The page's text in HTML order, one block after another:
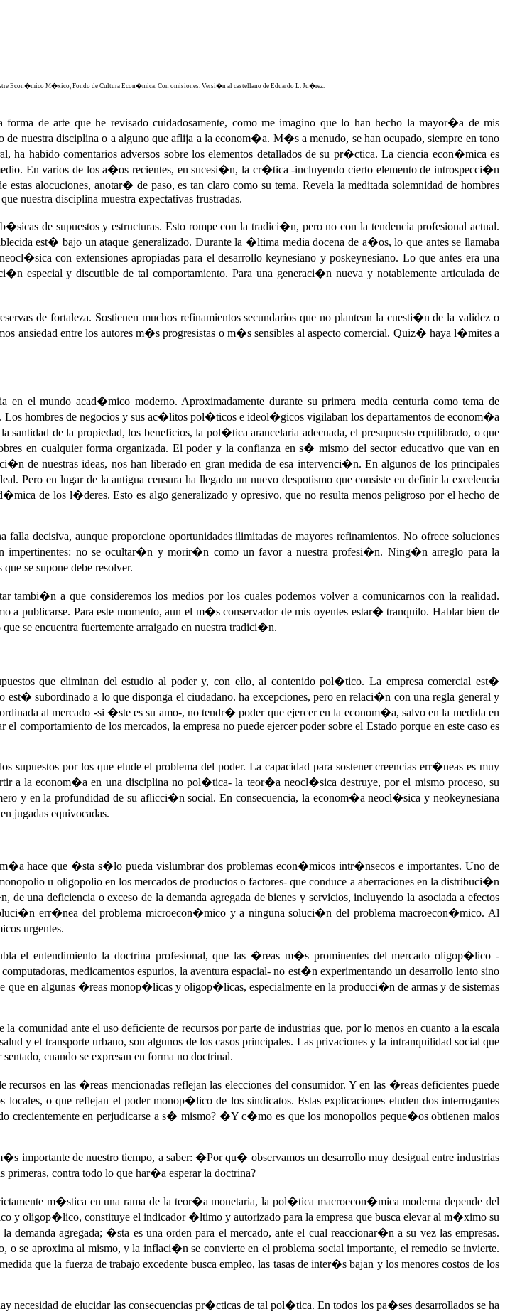
Econ�mico M�xico, Fondo de Cultura Econ�mica. Con omisiones. Versi�n al castellano de Eduardo L. Ju�rez.
de arte que he revisado cuidadosamente, como me imagino que lo han hecho la mayor�a de mis
de nuestra disciplina o a alguno que aflija a la econom�a. M�s a menudo, se han ocupado, siempre en tono
habido comentarios adversos sobre los elementos detallados de su pr�ctica. La ciencia econ�mica es
En varios de los a�os recientes, en sucesi�n, la cr�tica -incluyendo cierto elemento de introspecci�n
alocuciones, anotar� de paso, es tan claro como su tema. Revela la meditada solemnidad de hombres
nuestra disciplina muestra expectativas frustradas.
de supuestos y estructuras. Esto rompe con la tradici�n, pero no con la tendencia profesional actual.
est� bajo un ataque generalizado. Durante la �ltima media docena de a�os, lo que antes se llamaba
con extensiones apropiadas para el desarrollo keynesiano y poskeynesiano. Lo que antes era una
especial y discutible de tal comportamiento. Para una generaci�n nueva y notablemente articulada de
de fortaleza. Sostienen muchos refinamientos secundarios que no plantean la cuesti�n de la validez o
ansiedad entre los autores m�s progresistas o m�s sensibles al aspecto comercial. Quiz� haya l�mites a
el mundo acad�mico moderno. Aproximadamente durante su primera media centuria como tema de
hombres de negocios y sus ac�litos pol�ticos e ideol�gicos vigilaban los departamentos de econom�a
santidad de la propiedad, los beneficios, la pol�tica arancelaria adecuada, el presupuesto equilibrado, o que
en cualquier forma organizada. El poder y la confianza en s� mismo del sector educativo que van en
de nuestras ideas, nos han liberado en gran medida de esa intervenci�n. En algunos de los principales
Pero en lugar de la antigua censura ha llegado un nuevo despotismo que consiste en definir la excelencia
de los l�deres. Esto es algo generalizado y opresivo, que no resulta menos peligroso por el hecho de
decisiva, aunque proporcione oportunidades ilimitadas de mayores refinamientos. No ofrece soluciones
impertinentes: no se ocultar�n y morir�n como un favor a nuestra profesi�n. Ning�n arreglo para la
se supone debe resolver.
a que consideremos los medios por los cuales podemos volver a comunicarnos con la realidad.
publicarse. Para este momento, aun el m�s conservador de mis oyentes estar� tranquilo. Hablar bien de
se encuentra fuertemente arraigado en nuestra tradici�n.
que eliminan del estudio al poder y, con ello, al contenido pol�tico. La empresa comercial est�
subordinado a lo que disponga el ciudadano. ha excepciones, pero en relaci�n con una regla general y
al mercado -si �ste es su amo-, no tendr� poder que ejercer en la econom�a, salvo en la medida en
comportamiento de los mercados, la empresa no puede ejercer poder sobre el Estado porque en este caso es
por los que elude el problema del poder. La capacidad para sostener creencias err�neas es muy
a la econom�a en una disciplina no pol�tica- la teor�a neocl�sica destruye, por el mismo proceso, su
y en la profundidad de su aflicci�n social. En consecuencia, la econom�a neocl�sica y neokeynesiana
jugadas equivocadas.
hace que �sta s�lo pueda vislumbrar dos problemas econ�micos intr�nsecos e importantes. Uno de
u oligopolio en los mercados de productos o factores- que conduce a aberraciones en la distribuci�n
una deficiencia o exceso de la demanda agregada de bienes y servicios, incluyendo la asociada a efectos
err�nea del problema microecon�mico y a ninguna soluci�n del problema macroecon�mico. Al
urgentes.
el entendimiento la doctrina profesional, que las �reas m�s prominentes del mercado oligop�lico -
medicamentos espurios, la aventura espacial- no est�n experimentando un desarrollo lento sino
que en algunas �reas monop�licas y oligop�licas, especialmente en la producci�n de armas y de sistemas
ante el uso deficiente de recursos por parte de industrias que, por lo menos en cuanto a la escala
y el transporte urbano, son algunos de los casos principales. Las privaciones y la intranquilidad social que
cuando se expresan en forma no doctrinal.
en las �reas mencionadas reflejan las elecciones del consumidor. Y en las �reas deficientes puede
o que reflejan el poder monop�lico de los sindicatos. Estas explicaciones eluden dos interrogantes
en perjudicarse a s� mismo? �Y c�mo es que los monopolios peque�os obtienen malos
de nuestro tiempo, a saber: �Por qu� observamos un desarrollo muy desigual entre industrias
primeras, contra todo lo que har�a esperar la doctrina?
m�stica en una rama de la teor�a monetaria, la pol�tica macroecon�mica moderna depende del
y oligop�lico, constituye el indicador �ltimo y autorizado para la empresa que busca elevar al m�ximo su
agregada; �sta es una orden para el mercado, ante el cual reaccionar�n a su vez las empresas.
se aproxima al mismo, y la inflaci�n se convierte en el problema social importante, el remedio se invierte.
que la fuerza de trabajo excedente busca empleo, las tasas de inter�s bajan y los menores costos de los
necesidad de elucidar las consecuencias pr�cticas de tal pol�tica. En todos los pa�ses desarrollados se ha